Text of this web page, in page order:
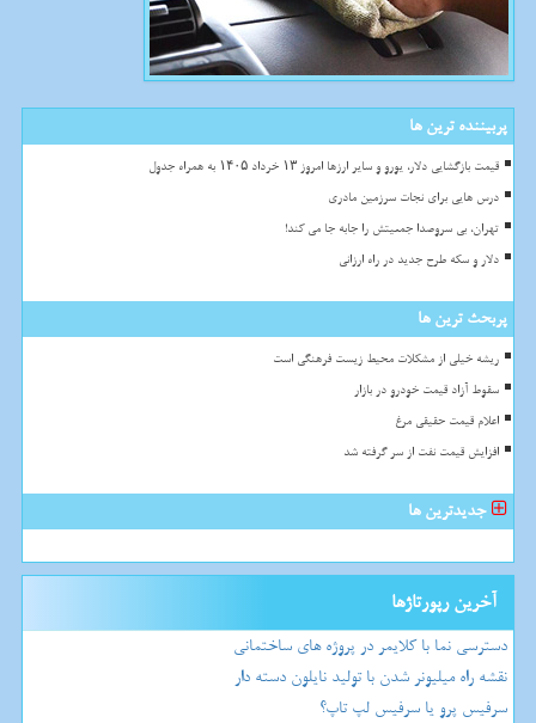
پربیننده ترین ها
قیمت بازگشایی دلار، یورو و سایر ارزها امروز ۱۳ خرداد ۱۴۰۵ به همراه جدول
درس هایی برای نجات سرزمین مادری
تهران، بی سروصدا جمعیتش را جابه جا می کند!
دلار و سکه طرح جدید در راه ارزانی
پربحث ترین ها
ریشه خیلی از مشکلات محیط زیست فرهنگی است
سقوط آزاد قیمت خودرو در بازار
اعلام قیمت حقیقی مرغ
افزایش قیمت نفت از سر گرفته شد
جدیدترین ها
آخرین رپورتاژها
دسترسی نما با کلایمر در پروژه های ساختمانی
نقشه راه میلیونر شدن با تولید نایلون دسته دار
سرفیس پرو یا سرفیس لپ تاپ؟